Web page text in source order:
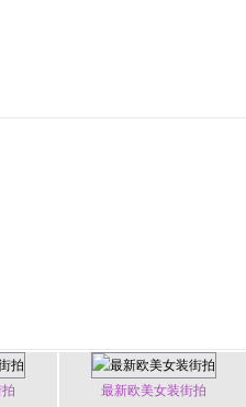
最新欧美女装街拍